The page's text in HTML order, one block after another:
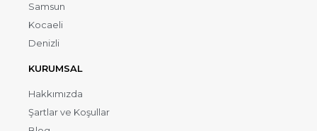
Samsun
Kocaeli
Denizli
KURUMSAL
Hakkımızda
Şartlar ve Koşullar